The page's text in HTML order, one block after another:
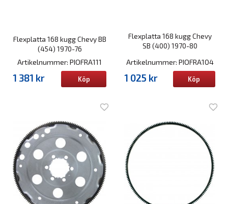
Flexplatta 168 kugg Chevy BB
(454) 1970-76
Artikelnummer: PIOFRA111
1 381 kr Köp
Flexplatta 168 kugg Chevy
SB (400) 1970-80
Artikelnummer: PIOFRA104
1 025 kr Köp